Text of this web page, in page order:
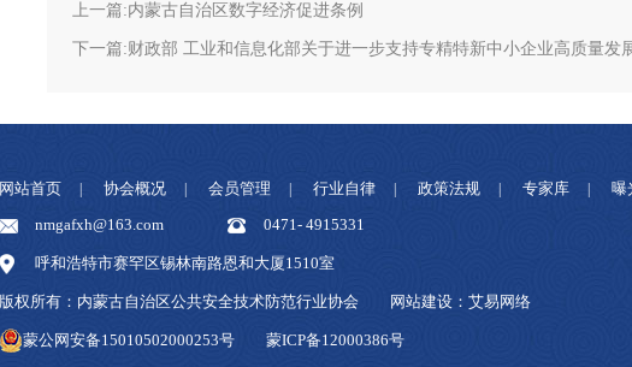
上一篇:内蒙古自治区数字经济促进条例
下一篇:财政部 工业和信息化部关于进一步支持专精特新中小企业高质量发
网站首页 协会概况 会员管理 行业自律 政策法规 专家库 曝
nmgafxh@163.com
0471- 4915331
呼和浩特市赛罕区锡林南路恩和大厦1510室
版权所有：内蒙古自治区公共安全技术防范行业协会 网站建设：艾易网络
蒙公网安备15010502000253号 蒙ICP备12000386号